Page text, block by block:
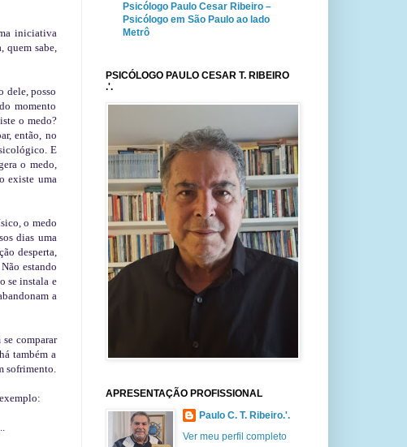
iniciativa
quem sabe,
dele, posso
momento
o medo?
então, no
E
o medo,
existe uma
o medo
dias uma
desperta,
estando
se instala e
a
comparar
também a
sofrimento.
Psicólogo Paulo Cesar Ribeiro –
Psicólogo em São Paulo ao lado
Metrô
PSICÓLOGO PAULO CESAR T. RIBEIRO
.'.
APRESENTAÇÃO PROFISSIONAL
Paulo C. T. Ribeiro.'.
Ver meu perfil completo